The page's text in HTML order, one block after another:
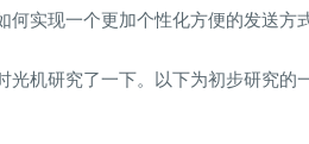
实现一个更加个性化方便的发送方
机研究了一下。以下为初步研究的